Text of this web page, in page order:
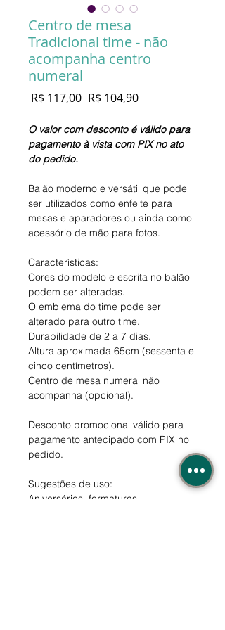
Centro de mesa
Tradicional time - não
acompanha centro
numeral
R$ 117,00 Preço
R$ 104,90Preço
O valor com desconto é válido para
pagamento à vista com PIX no ato
do pedido.
Balão moderno e versátil que pode
ser utilizados como enfeite para
mesas e aparadores ou ainda como
acessório de mão para fotos.
Características:
Cores do modelo e escrita no balão
podem ser alteradas.
O emblema do time pode ser
alterado para outro time.
Durabilidade de 2 a 7 dias.
Altura aproximada 65cm (sessenta e
cinco centímetros).
Centro de mesa numeral não
acompanha (opcional).
Desconto promocional válido para
pagamento antecipado com PIX no
pedido.
Sugestões de uso:
Aniversários, formaturas,